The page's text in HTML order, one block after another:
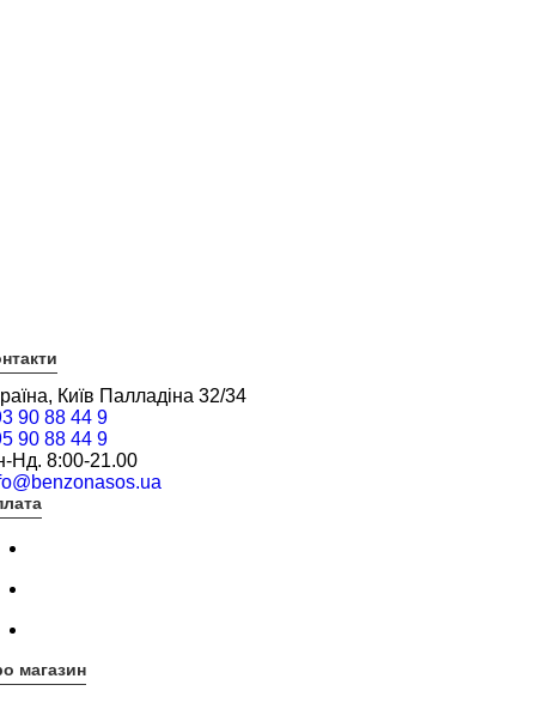
Київ Палладіна 32/34
90 88 44 9
90 88 44 9
Нд. 8:00-21.00
магазин